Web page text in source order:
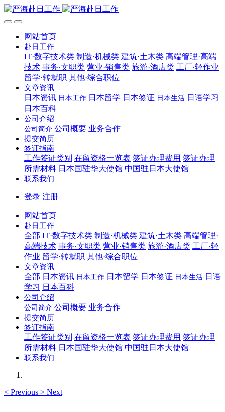
网站首页
赴日工作
IT·数字技术类 制造·机械类 建筑·土木类 高端管理·高端
技术 事务·文职类 营业·销售类 旅游·酒店类 工厂·轻作业
留学·转就职 其他·综合职位
文章资讯
日本资讯 日本工作 日本留学 日本签证 日本生活 日语学习
日本百科
公司介绍
公司简介 公司概要 业务合作
提交简历
签证指南
工作签证类别 在留资格一览表 签证办理费用 签证办理
所需材料 日本国驻华大使馆 中国驻日本大使馆
联系我们
登录 注册
网站首页
赴日工作
全部 IT·数字技术类 制造·机械类 建筑·土木类 高端管理·
高端技术 事务·文职类 营业·销售类 旅游·酒店类 工厂·轻
作业 留学·转就职 其他·综合职位
文章资讯
全部 日本资讯 日本工作 日本留学 日本签证 日本生活 日语
学习 日本百科
公司介绍
公司简介 公司概要 业务合作
提交简历
签证指南
工作签证类别 在留资格一览表 签证办理费用 签证办理
所需材料 日本国驻华大使馆 中国驻日本大使馆
联系我们
< Previous > Next